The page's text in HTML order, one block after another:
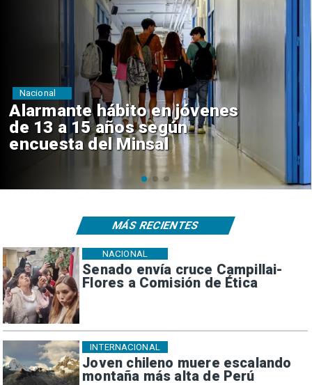
Aprueban creación del Parque
Sebastián Piñera con inversión
de $4 mil millones
Regiones
Senado envía cruce Campillai-
Flores a Comisión de Ética
NACIONAL
Joven chileno muere escalando
montaña más alta de Perú
INTERNACIONAL
MÁS RECIENTES